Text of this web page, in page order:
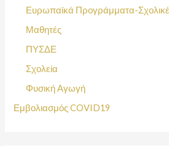
Ευρωπαϊκά Προγράμματα-
Μαθητές
ΠΥΣΔΕ
Σχολεία
Φυσική Αγωγή
Εμβολιασμός COVID19